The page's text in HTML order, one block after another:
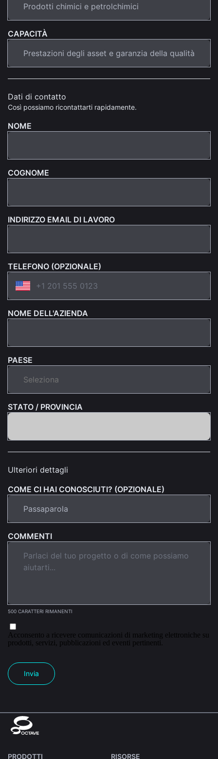
CAPACITÀ
Dati di contatto
Così possiamo ricontattarti rapidamente.
NOME
COGNOME
INDIRIZZO EMAIL DI LAVORO
TELEFONO (OPZIONALE)
NOME DELL'AZIENDA
PAESE
STATO / PROVINCIA
Ulteriori dettagli
COME CI HAI CONOSCIUTI? (OPZIONALE)
COMMENTI
500 CARATTERI RIMANENTI
Acconsento a ricevere comunicazioni di marketing elettroniche su
prodotti, servizi, pubblicazioni ed eventi pertinenti.
Invia
PRODOTTI RISORSE